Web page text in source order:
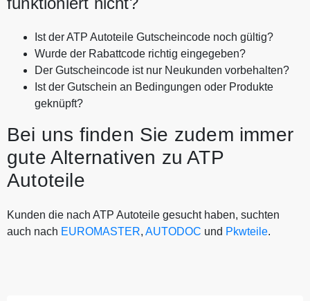
Ist der ATP Autoteile Gutscheincode noch gültig?
Wurde der Rabattcode richtig eingegeben?
Der Gutscheincode ist nur Neukunden vorbehalten?
Ist der Gutschein an Bedingungen oder Produkte
geknüpft?
Bei uns finden Sie zudem immer
gute Alternativen zu ATP
Autoteile
Kunden die nach ATP Autoteile gesucht haben, suchten
auch nach EUROMASTER, AUTODOC und Pkwteile.